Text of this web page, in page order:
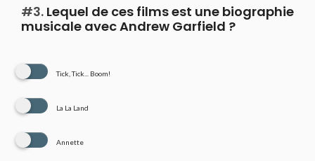
#3. Lequel de ces films est une biographie
musicale avec Andrew Garfield ?
Tick, Tick... Boom!
La La Land
Annette